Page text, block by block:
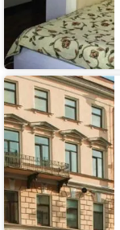
Отель
Комфорт